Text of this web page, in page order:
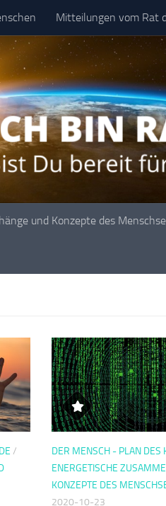
Mitteilungen vom Rat
und Konzepte des
/
DER MENSCH - PLAN DES
ENERGETISCHE
KONZEPTE DES
2020-10-23